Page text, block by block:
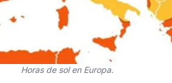
Horas de sol en Europa.